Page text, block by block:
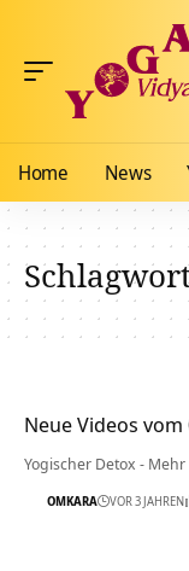
Home News
Neue Videos vom
Yogischer Detox -
OMKARA VOR 3 JAHREN